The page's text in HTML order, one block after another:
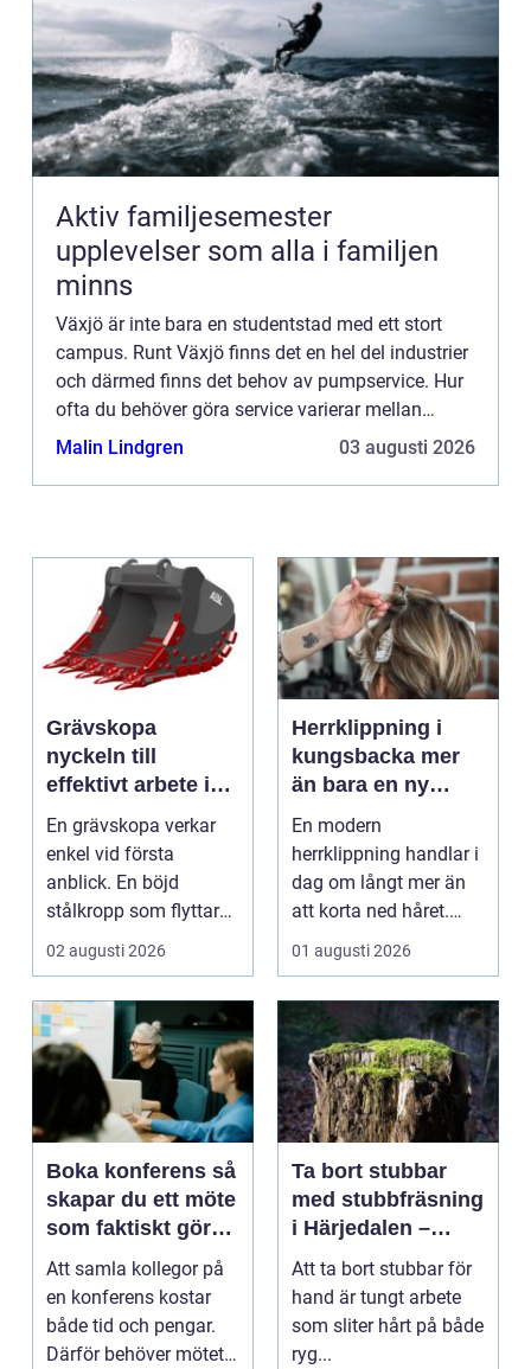
Aktiv familjesemester
upplevelser som alla i familjen
minns
Växjö är inte bara en studentstad med ett stort
campus. Runt Växjö finns det en hel del industrier
och därmed finns det behov av pumpservice. Hur
ofta du behöver göra service varierar mellan
pumpar. Pumpar som hanterar frätande ämnen
Malin Lindgren 03 augusti 2026
Grävskopa
nyckeln till
effektivt arbete i
mark och material
En grävskopa verkar
enkel vid första
anblick. En böjd
stålkropp som flyttar
jord, sten eller
schaktm...
02 augusti 2026
Herrklippning i
kungsbacka mer
än bara en ny
frisyr
En modern
herrklippning handlar i
dag om långt mer än
att korta ned håret.
Många män vill ha en
01 augusti 2026
Boka konferens så
skapar du ett möte
som faktiskt gör
skillnad
Att samla kollegor på
en konferens kostar
både tid och pengar.
Därför behöver mötet
Ta bort stubbar
med stubbfräsning
i Härjedalen –
skonsamt och
effektivt
Att ta bort stubbar för
hand är tungt arbete
som sliter hårt på både
ryg...